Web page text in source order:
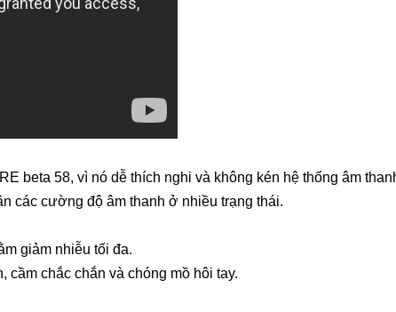
beta 58, vì nó dễ thích nghi và không kén hệ thống âm
các cường độ âm thanh ở nhiều trạng thái.
giảm nhiễu tối đa.
chắc chắn và chóng mồ hôi tay.